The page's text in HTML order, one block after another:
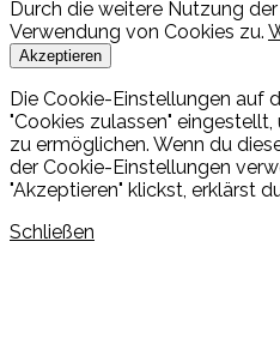
Durch die weitere Nutzung
Verwendung von Cookies zu.
Akzeptieren
Die Cookie-Einstellungen auf
"Cookies zulassen"
zu ermöglichen. Wenn du
der Cookie-Einstellungen
"Akzeptieren" klickst, erklärst
Schließen